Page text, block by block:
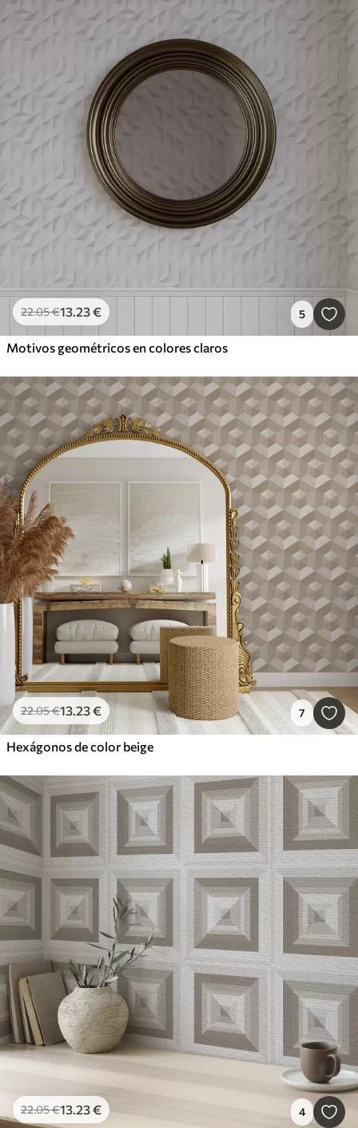
22.05€13.23€ 5
Motivos geométricos en colores claros
22.05€13.23€ 7
Hexágonos de color beige
22.05€13.23€ 4